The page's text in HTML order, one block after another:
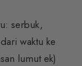
serbuk,
waktu ke
lumut ek)